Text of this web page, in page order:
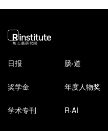
日报
奖学金
学术专刊
肠·道
年度人物奖
R·AI